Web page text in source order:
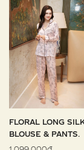
FLORAL LONG
BLOUSE & PANTS.